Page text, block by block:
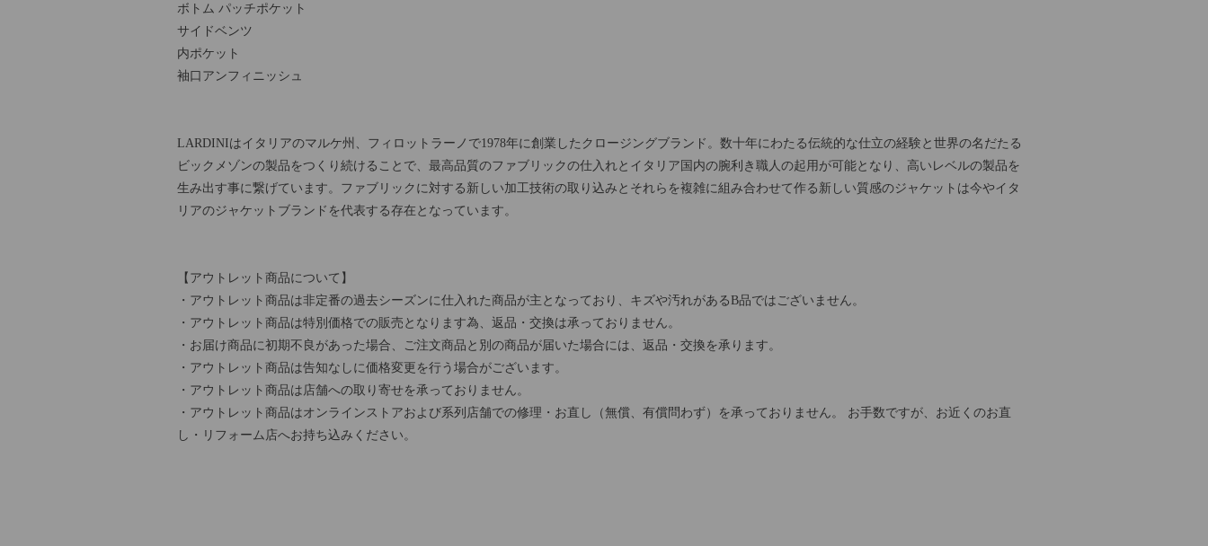
ボトム パッチポケット
サイドベンツ
内ポケット
袖口アンフィニッシュ
LARDINIはイタリアのマルケ州、フィロットラーノで1978年に創業したクロージングブランド。数十年にわたる伝統的な仕立の経験と世界の名だたる
ビックメゾンの製品をつくり続けることで、最高品質のファブリックの仕入れとイタリア国内の腕利き職人の起用が可能となり、高いレベルの製品を
生み出す事に繋げています。ファブリックに対する新しい加工技術の取り込みとそれらを複雑に組み合わせて作る新しい質感のジャケットは今やイタ
リアのジャケットブランドを代表する存在となっています。
【アウトレット商品について】
・アウトレット商品は非定番の過去シーズンに仕入れた商品が主となっており、キズや汚れがあるB品ではございません。
・アウトレット商品は特別価格での販売となります為、返品・交換は承っておりません。
・お届け商品に初期不良があった場合、ご注文商品と別の商品が届いた場合には、返品・交換を承ります。
・アウトレット商品は告知なしに価格変更を行う場合がございます。
・アウトレット商品は店舗への取り寄せを承っておりません。
・アウトレット商品はオンラインストアおよび系列店舗での修理・お直し（無償、有償問わず）を承っておりません。 お手数ですが、お近くのお直
し・リフォーム店へお持ち込みください。